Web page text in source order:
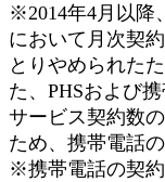
※2014年4月以降
において月次契
とりやめられた
た、PHSおよび
サービス契約数
ため、携帯電話の
※携帯電話の契約